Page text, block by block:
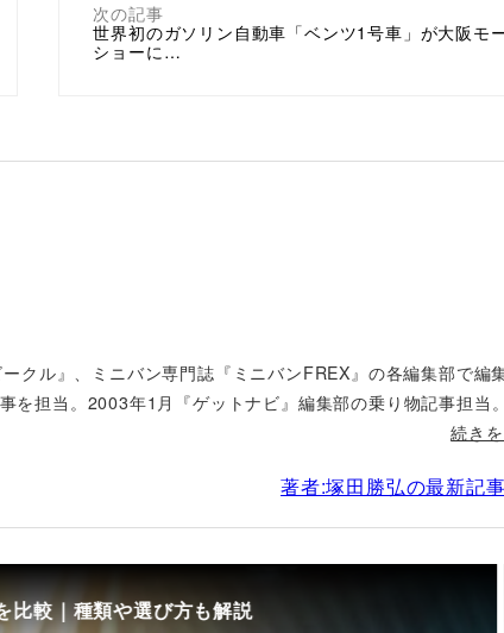
次の記事
世界初のガソリン自動車「ベンツ1号車」が大阪モ
ショーに…
クル』、ミニバン専門誌『ミニバンFREX』の各編集部で編
を担当。2003年1月『ゲットナビ』編集部の乗り物記事担当。
続き
著者:塚田勝弘の最新記
類などについて